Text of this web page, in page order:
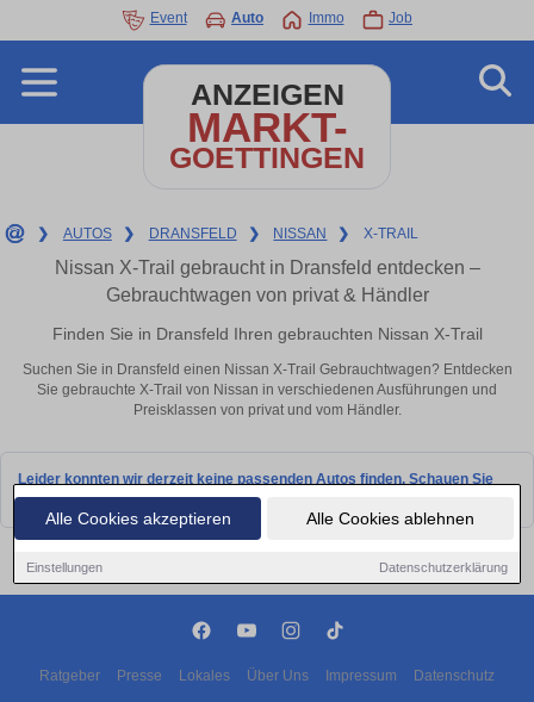
Alle Cookies akzeptieren Alle Cookies ablehnen
Einstellungen Datenschutzerklärung
Event Auto Immo Job
ANZEIGEN
MARKT-
GOETTINGEN
❯ AUTOS ❯ DRANSFELD ❯ NISSAN ❯ X-TRAIL
Nissan X-Trail gebraucht in Dransfeld entdecken –
Gebrauchtwagen von privat & Händler
Finden Sie in Dransfeld Ihren gebrauchten Nissan X-Trail
Suchen Sie in Dransfeld einen Nissan X-Trail Gebrauchtwagen? Entdecken
Sie gebrauchte X-Trail von Nissan in verschiedenen Ausführungen und
Preisklassen von privat und vom Händler.
Leider konnten wir derzeit keine passenden Autos finden. Schauen Sie
bald wieder vorbei!
Ratgeber Presse Lokales Über Uns Impressum Datenschutz